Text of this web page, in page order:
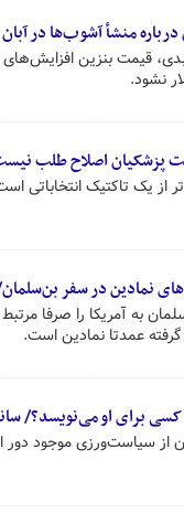
۹۸ / عباس عبدی: بنزین عامل اعتراض نیست!
قیمت بنزین افزایش‌های
نشود.
پزشکیان اصلاح طلب
از یک تاکتیک انتخاباتی
نمادین در سفر
به آمریکا را صرفا
عمدتا نمادین است.
برای او می‌نویسد؟/
از سیاست‌ورزی موجود